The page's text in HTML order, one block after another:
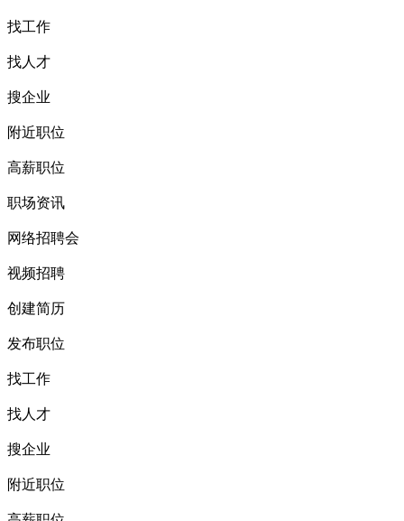
找工作
找人才
搜企业
附近职位
高薪职位
职场资讯
网络招聘会
视频招聘
创建简历
发布职位
找工作
找人才
搜企业
附近职位